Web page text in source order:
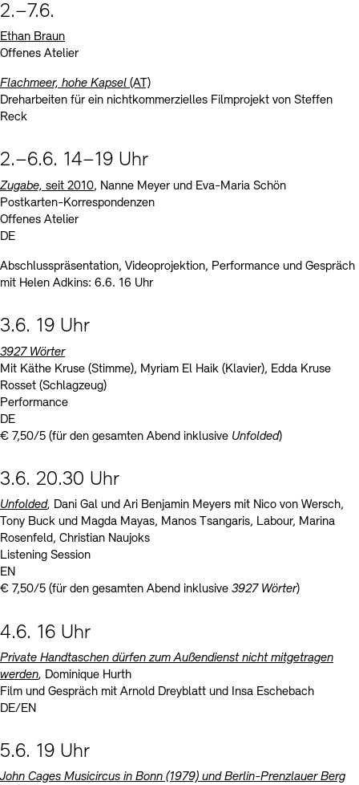
2.–7.6.
Ethan Braun
Offenes Atelier
Flachmeer, hohe Kapsel (AT)
Dreharbeiten für ein nichtkommerzielles Filmprojekt von Steffen
Reck
2.–6.6. 14–19 Uhr
Zugabe, seit 2010, Nanne Meyer und Eva-Maria Schön
Postkarten-Korrespondenzen
Offenes Atelier
DE
Abschlusspräsentation, Videoprojektion, Performance und Gespräch
mit Helen Adkins: 6.6. 16 Uhr
3.6. 19 Uhr
3927 Wörter
Mit Käthe Kruse (Stimme), Myriam El Haik (Klavier), Edda Kruse
Rosset (Schlagzeug)
Performance
DE
€ 7,50/5 (für den gesamten Abend inklusive Unfolded)
3.6. 20.30 Uhr
Unfolded, Dani Gal und Ari Benjamin Meyers mit Nico von Wersch,
Tony Buck und Magda Mayas, Manos Tsangaris, Labour, Marina
Rosenfeld, Christian Naujoks
Listening Session
EN
€ 7,50/5 (für den gesamten Abend inklusive 3927 Wörter)
4.6. 16 Uhr
Private Handtaschen dürfen zum Außendienst nicht mitgetragen
werden, Dominique Hurth
Film und Gespräch mit Arnold Dreyblatt und Insa Eschebach
DE/EN
5.6. 19 Uhr
John Cages Musicircus in Bonn (1979) und Berlin-Prenzlauer Berg